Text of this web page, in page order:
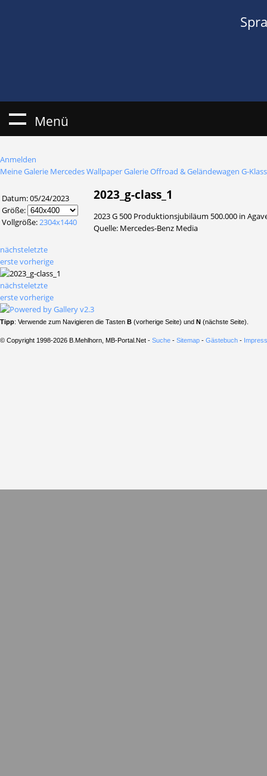
Menü
Anmelden
Meine Galerie Mercedes Wallpaper GalerieOffroad & Geländewagen G-
Datum: 05/24/2023
Größe:
Vollgröße:2304x1440
2023_g-class_1
2023 G 500 Produktionsjubiläum 500.000 in
Quelle: Mercedes-Benz Media
nächsteletzte
erstevorherige
nächsteletzte
erstevorherige
Tipp: Verwende zum Navigieren die Tasten B (vorherige Seite) und N (nächste Seite).
© Copyright 1998-2026 B.Mehlhorn, MB-Portal.Net - Suche - Sitemap - Gästebuch -